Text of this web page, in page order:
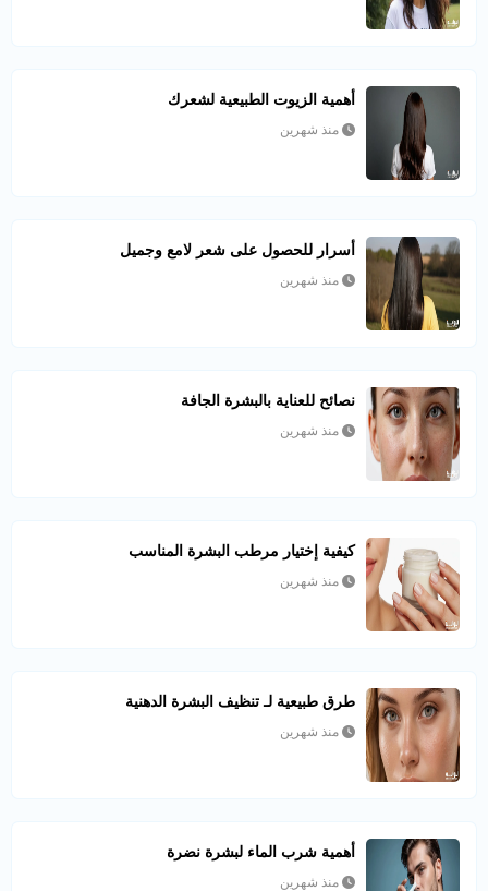
أهمية الزيوت الطبيعية لشعرك
منذ شهرين
أسرار للحصول على شعر لامع وجميل
منذ شهرين
نصائح للعناية بالبشرة الجافة
منذ شهرين
كيفية إختيار مرطب البشرة المناسب
منذ شهرين
طرق طبيعية لـ تنظيف البشرة الدهنية
منذ شهرين
أهمية شرب الماء لبشرة نضرة
منذ شهرين